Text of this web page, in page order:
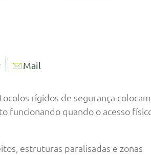
Mail
rígidos de segurança
funcionando quando o acesso
estruturas paralisadas e zonas